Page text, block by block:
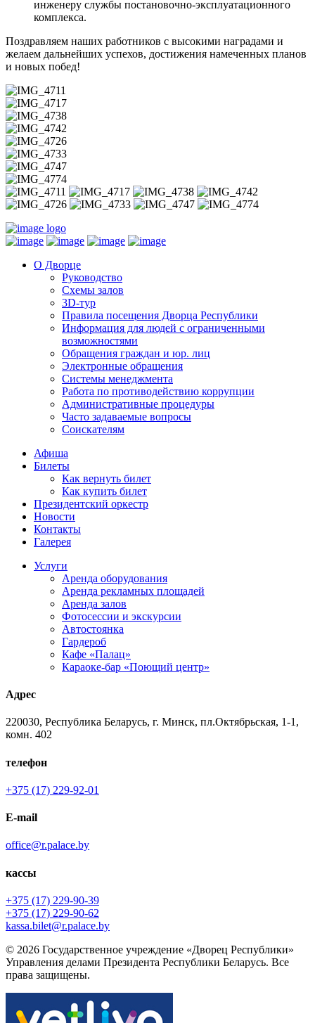
инженеру службы постановочно-эксплуатационного
комплекса.
Поздравляем наших работников с высокими наградами и
желаем дальнейших успехов, достижения намеченных планов
и новых побед!
О Дворце
Руководство
Схемы залов
3D-тур
Правила посещения Дворца Республики
Информация для людей с ограниченными
возможностями
Обращения граждан и юр. лиц
Электронные обращения
Системы менеджмента
Работа по противодействию коррупции
Административные процедуры
Часто задаваемые вопросы
Соискателям
Афиша
Билеты
Как вернуть билет
Как купить билет
Президентский оркестр
Новости
Контакты
Галерея
Услуги
Аренда оборудования
Аренда рекламных площадей
Аренда залов
Фотосессии и экскурсии
Автостоянка
Гардероб
Кафе «Палац»
Караоке-бар «Поющий центр»
Адрес
220030, Республика Беларусь, г. Минск, пл.Октябрьская, 1-1,
комн. 402
телефон
+375 (17) 229-92-01
E-mail
office@r.palace.by
кассы
+375 (17) 229-90-39
+375 (17) 229-90-62
kassa.bilet@r.palace.by
© 2026 Государственное учреждение «Дворец Республики»
Управления делами Президента Республики Беларусь. Все
права защищены.